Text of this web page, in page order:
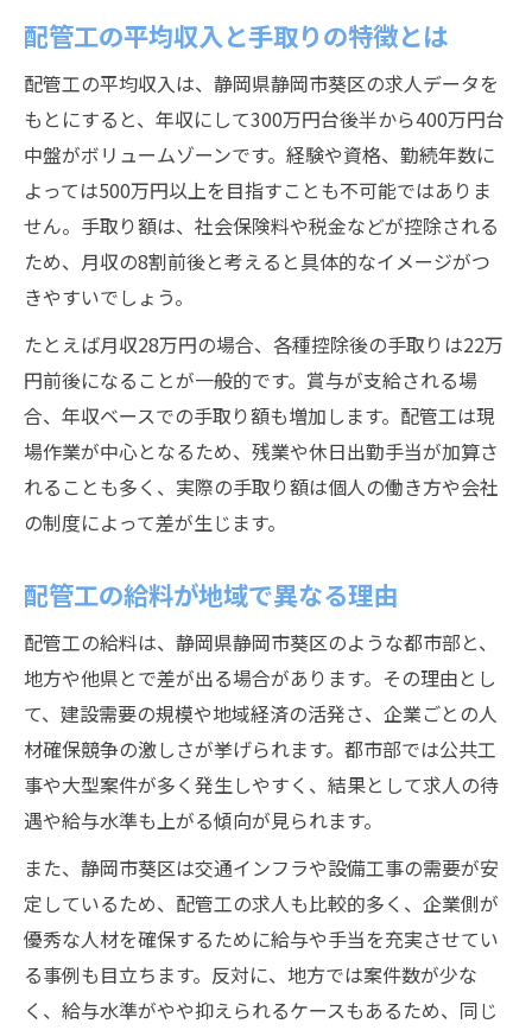
配管工の年収アップに必要な転職戦略
配管工の昇給と賞与を活かすポイント
配管工の年収を上げるスキルアップ法
配管工の独立開業で収入増を目指す
配管工が高年収を実現する実践例
手当や賞与を活かした働き方とは
配管工の手当が手取り額に与える影響
配管工で賞与を最大限に引き出す方法
配管工の福利厚生と収入アップの関係
配管工の家族手当や資格手当の活用術
配管工の賞与支給実態と比較ポイント
配管工の平均収入と手取りの特徴とは
配管工の平均収入は、静岡県静岡市葵区の求人データを
もとにすると、年収にして300万円台後半から400万円台
中盤がボリュームゾーンです。経験や資格、勤続年数に
よっては500万円以上を目指すことも不可能ではありま
せん。手取り額は、社会保険料や税金などが控除される
ため、月収の8割前後と考えると具体的なイメージがつ
きやすいでしょう。
たとえば月収28万円の場合、各種控除後の手取りは22万
円前後になることが一般的です。賞与が支給される場
合、年収ベースでの手取り額も増加します。配管工は現
場作業が中心となるため、残業や休日出勤手当が加算さ
れることも多く、実際の手取り額は個人の働き方や会社
の制度によって差が生じます。
配管工の給料が地域で異なる理由
配管工の給料は、静岡県静岡市葵区のような都市部と、
地方や他県とで差が出る場合があります。その理由とし
て、建設需要の規模や地域経済の活発さ、企業ごとの人
材確保競争の激しさが挙げられます。都市部では公共工
事や大型案件が多く発生しやすく、結果として求人の待
遇や給与水準も上がる傾向が見られます。
また、静岡市葵区は交通インフラや設備工事の需要が安
定しているため、配管工の求人も比較的多く、企業側が
優秀な人材を確保するために給与や手当を充実させてい
る事例も目立ちます。反対に、地方では案件数が少な
く、給与水準がやや抑えられるケースもあるため、同じ